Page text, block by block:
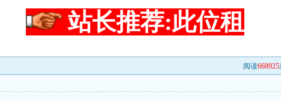
站长推荐:此位租
阅读668925